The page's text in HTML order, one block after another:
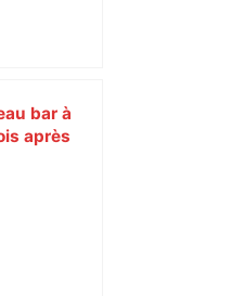
bar à
après